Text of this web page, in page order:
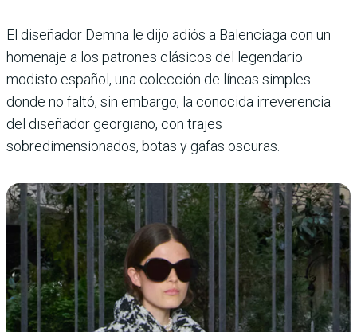
El diseñador Demna le dijo adiós a Balen­ciaga con un
home­naje a los patrones clásicos del legenda­rio
modisto espa­ñol, una colección de líneas simples
donde no faltó, sin embargo, la conocida irreve­rencia
del diseñador georgiano, con trajes
sobredimensionados, botas y gafas oscuras.